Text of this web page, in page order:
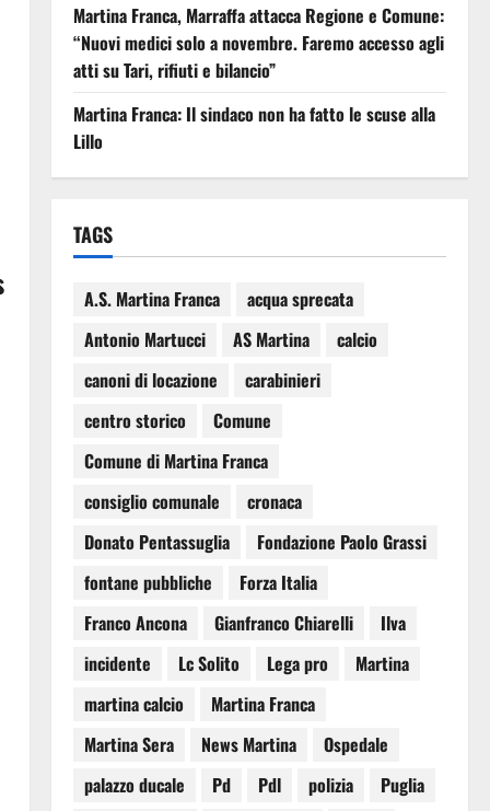
Martina Franca, Marraffa attacca Regione e Comune:
“Nuovi medici solo a novembre. Faremo accesso agli
atti su Tari, rifiuti e bilancio”
Martina Franca: Il sindaco non ha fatto le scuse alla
Lillo
TAGS
A.S. Martina Franca
acqua sprecata
Antonio Martucci
AS Martina
calcio
canoni di locazione
carabinieri
centro storico
Comune
Comune di Martina Franca
consiglio comunale
cronaca
Donato Pentassuglia
Fondazione Paolo Grassi
fontane pubbliche
Forza Italia
Franco Ancona
Gianfranco Chiarelli
Ilva
incidente
Lc Solito Lega pro
Martina
martina calcio
Martina Franca
Martina Sera
News Martina
Ospedale
palazzo ducale
Pd Pdl polizia
Puglia